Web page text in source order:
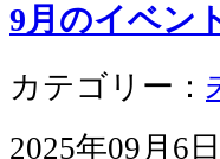
9月のイベン
カテゴリー：
2025年09月6日